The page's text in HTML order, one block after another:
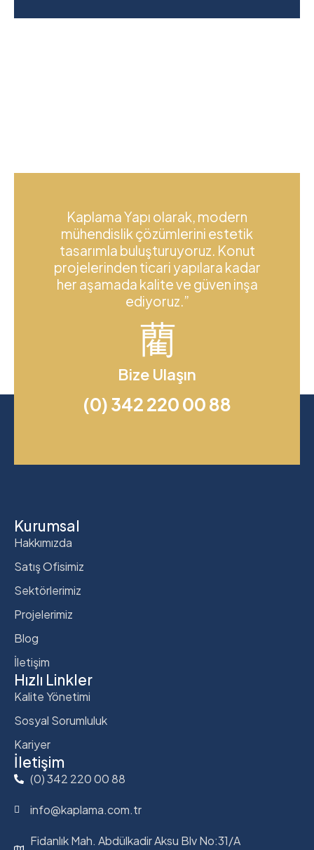
Kaplama Yapı olarak, modern
mühendislik çözümlerini estetik
tasarımla buluşturuyoruz. Konut
projelerinden ticari yapılara kadar
her aşamada kalite ve güven inşa
ediyoruz.”
Bize Ulaşın
(0) 342 220 00 88
Kurumsal
Hakkımızda
Satış Ofisimiz
Sektörlerimiz
Projelerimiz
Blog
İletişim
Hızlı Linkler
Kalite Yönetimi
Sosyal Sorumluluk
Kariyer
İletişim
(0) 342 220 00 88
info@kaplama.com.tr
Fidanlık Mah. Abdülkadir Aksu Blv No:31/A